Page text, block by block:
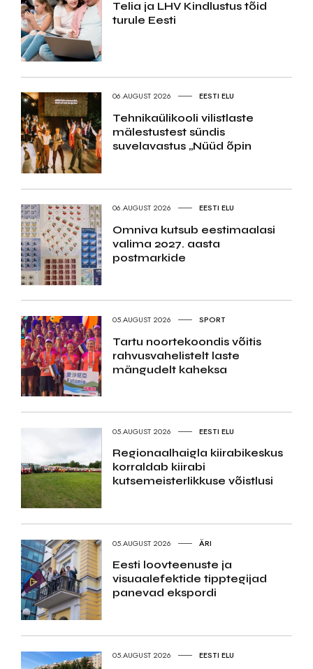
Telia ja LHV Kindlustus tõid
turule Eesti
06.AUGUST 2026 EESTI ELU
Tehnikaülikooli vilistlaste
mälestustest sündis
suvelavastus „Nüüd õpin
06.AUGUST 2026 EESTI ELU
Omniva kutsub eestimaalasi
valima 2027. aasta
postmarkide
05.AUGUST 2026 SPORT
Tartu noortekoondis võitis
rahvusvahelistelt laste
mängudelt kaheksa
05.AUGUST 2026 EESTI ELU
Regionaalhaigla kiirabikeskus
korraldab kiirabi
kutsemeisterlikkuse võistlusi
05.AUGUST 2026 ÄRI
Eesti loovteenuste ja
visuaalefektide tipptegijad
panevad ekspordi
05.AUGUST 2026 EESTI ELU